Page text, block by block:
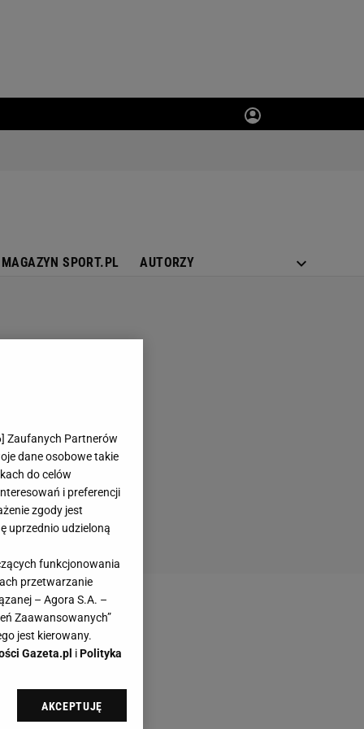
MAGAZYN SPORT.PL AUTORZY
] Zaufanych Partnerów
dane osobowe takie
do celów
i preferencji
zgody jest
uprzednio udzieloną
funkcjonowania
przetwarzanie
– Agora S.A. –
Zaawansowanych”
jest kierowany.
Gazeta.pl iPolityka
sp. z o.o., jej
swoje preferencje
AKCEPTUJĘ